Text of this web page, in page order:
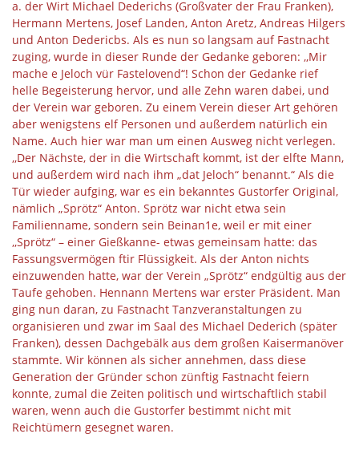
a. der Wirt Michael Dederichs (Großvater der Frau Franken),
Hermann Mertens, Josef Landen, Anton Aretz, Andreas Hilgers
und Anton Dedericbs. Als es nun so langsam auf Fastnacht
zuging, wurde in dieser Runde der Gedanke geboren: ,,Mir
mache e Jeloch vür Fastelovend“! Schon der Gedanke rief
helle Begeisterung hervor, und alle Zehn waren dabei, und
der Verein war geboren. Zu einem Verein dieser Art gehören
aber wenigstens elf Personen und außerdem natürlich ein
Name. Auch hier war man um einen Ausweg nicht verlegen.
,,Der Nächste, der in die Wirtschaft kommt, ist der elfte Mann,
und außerdem wird nach ihm „dat Jeloch“ benannt.“ Als die
Tür wieder aufging, war es ein bekanntes Gustorfer Original,
nämlich „Sprötz“ Anton. Sprötz war nicht etwa sein
Familienname, sondern sein Beinan1e, weil er mit einer
,,Sprötz“ – einer Gießkanne- etwas gemeinsam hatte: das
Fassungsvermögen ftir Flüssigkeit. Als der Anton nichts
einzuwenden hatte, war der Verein „Sprötz“ endgültig aus der
Taufe gehoben. Hennann Mertens war erster Präsident. Man
ging nun daran, zu Fastnacht Tanzveranstaltungen zu
organisieren und zwar im Saal des Michael Dederich (später
Franken), dessen Dachgebälk aus dem großen Kaisermanöver
stammte. Wir können als sicher annehmen, dass diese
Generation der Gründer schon zünftig Fastnacht feiern
konnte, zumal die Zeiten politisch und wirtschaftlich stabil
waren, wenn auch die Gustorfer bestimmt nicht mit
Reichtümern gesegnet waren.